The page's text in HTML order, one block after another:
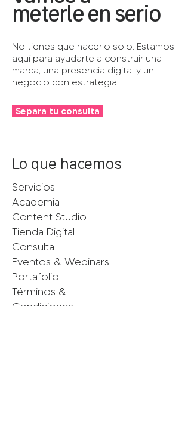
meterle en serio
No tienes que hacerlo solo. Estamos
aquí para ayudarte a construir una
marca, una presencia digital y un
negocio con estrategia.
Separa tu consulta
Lo que hacemos
Servicios
Academia
Content Studio
Tienda Digital
Consulta
Eventos & Webinars
Portafolio
Términos &
Condiciones